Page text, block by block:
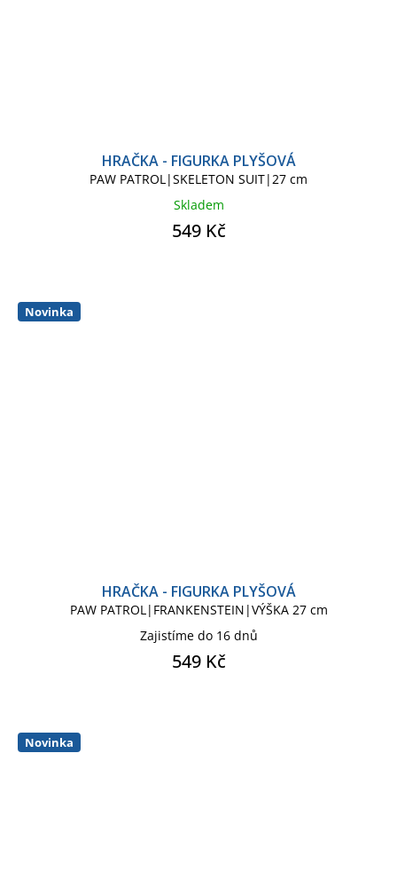
HRAČKA - FIGURKA PLYŠOVÁ
PAW PATROL|SKELETON SUIT|27 cm
Skladem
549 Kč
Novinka
HRAČKA - FIGURKA PLYŠOVÁ
PAW PATROL|FRANKENSTEIN|VÝŠKA 27 cm
Zajistíme do 16 dnů
549 Kč
Novinka